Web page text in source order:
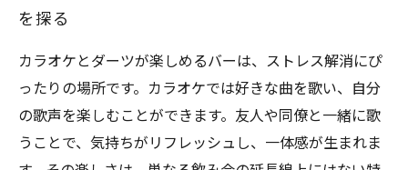
を探る
カラオケとダーツが楽しめるバーは、ストレス解消にぴ
ったりの場所です。カラオケでは好きな曲を歌い、自分
の歌声を楽しむことができます。友人や同僚と一緒に歌
うことで、気持ちがリフレッシュし、一体感が生まれま